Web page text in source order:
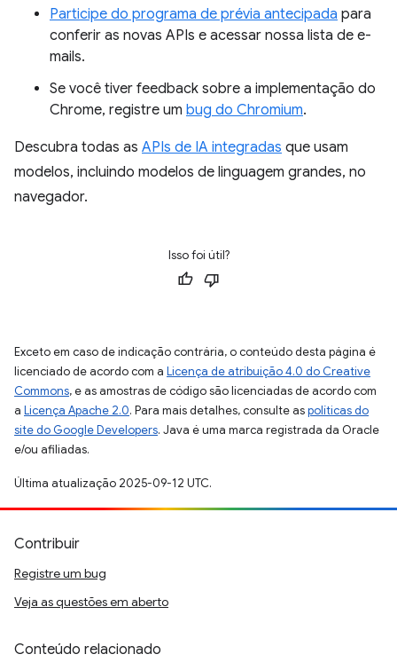
Participe do programa de prévia antecipada para
conferir as novas APIs e acessar nossa lista de e-
mails.
Se você tiver feedback sobre a implementação do
Chrome, registre um bug do Chromium.
Descubra todas as APIs de IA integradas que usam
modelos, incluindo modelos de linguagem grandes, no
navegador.
Isso foi útil?
Exceto em caso de indicação contrária, o conteúdo desta página é
licenciado de acordo com a Licença de atribuição 4.0 do Creative
Commons, e as amostras de código são licenciadas de acordo com
a Licença Apache 2.0. Para mais detalhes, consulte aspolíticas do
site do Google Developers. Java é uma marca registrada da Oracle
e/ou afiliadas.
Última atualização 2025-09-12 UTC.
Contribuir
Registre um bug
Veja as questões em aberto
Conteúdo relacionado